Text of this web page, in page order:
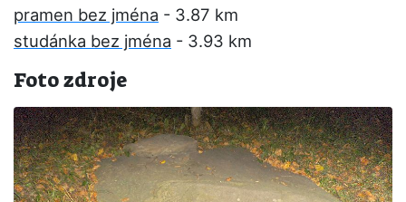
pramen bez jména - 3.87 km
studánka bez jména - 3.93 km
Foto zdroje